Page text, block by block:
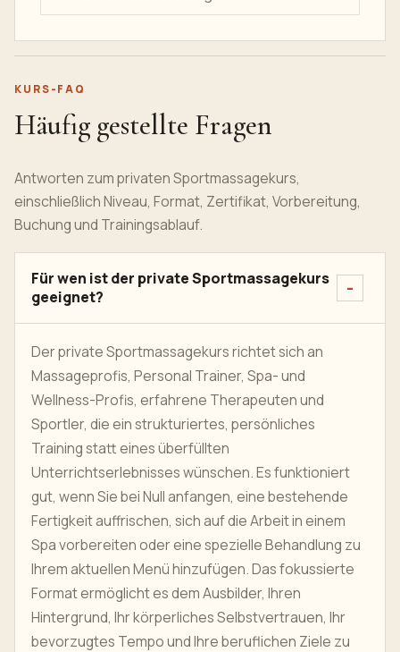
KURS-FAQ
Häufig gestellte Fragen
Antworten zum privaten Sportmassagekurs,
einschließlich Niveau, Format, Zertifikat, Vorbereitung,
Buchung und Trainingsablauf.
Für wen ist der private Sportmassagekurs
geeignet?
Der private Sportmassagekurs richtet sich an
Massageprofis, Personal Trainer, Spa- und
Wellness-Profis, erfahrene Therapeuten und
Sportler, die ein strukturiertes, persönliches
Training statt eines überfüllten
Unterrichtserlebnisses wünschen. Es funktioniert
gut, wenn Sie bei Null anfangen, eine bestehende
Fertigkeit auffrischen, sich auf die Arbeit in einem
Spa vorbereiten oder eine spezielle Behandlung zu
Ihrem aktuellen Menü hinzufügen. Das fokussierte
Format ermöglicht es dem Ausbilder, Ihren
Hintergrund, Ihr körperliches Selbstvertrauen, Ihr
bevorzugtes Tempo und Ihre beruflichen Ziele zu